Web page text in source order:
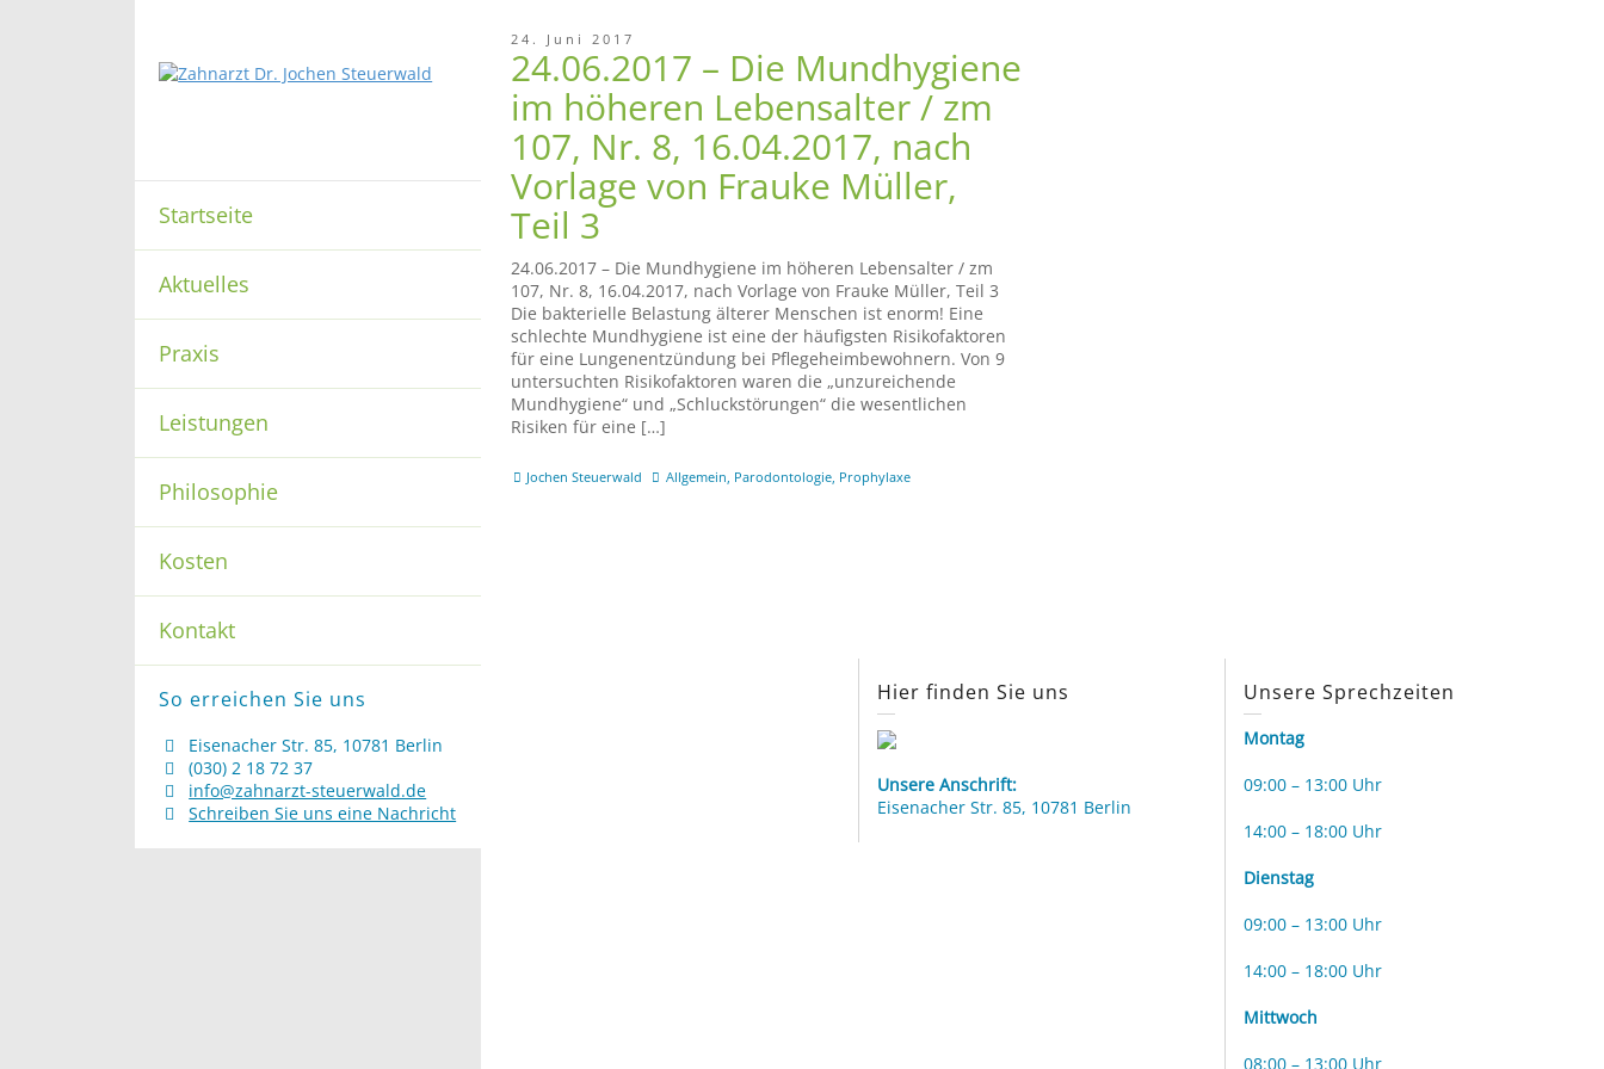
Startseite
Aktuelles
Praxis
Leistungen
Philosophie
Kosten
Kontakt
So erreichen Sie uns
Eisenacher Str. 85, 10781 Berlin
(030) 2 18 72 37
info@zahnarzt-steuerwald.de
Schreiben Sie uns eine Nachricht
24. Juni 2017
24.06.2017 – Die Mundhygiene
im höheren Lebensalter / zm
107, Nr. 8, 16.04.2017, nach
Vorlage von Frauke Müller,
Teil 3
24.06.2017 – Die Mundhygiene im höheren Lebensalter / zm
107, Nr. 8, 16.04.2017, nach Vorlage von Frauke Müller, Teil 3
Die bakterielle Belastung älterer Menschen ist enorm! Eine
schlechte Mundhygiene ist eine der häufigsten Risikofaktoren
für eine Lungenentzündung bei Pflegeheimbewohnern. Von 9
untersuchten Risikofaktoren waren die „unzureichende
Mundhygiene“ und „Schluckstörungen“ die wesentlichen
Risiken für eine […]
Jochen Steuerwald Allgemein, Parodontologie, Prophylaxe
Hier finden Sie uns
Unsere Anschrift:
Eisenacher Str. 85, 10781 Berlin
Unsere Sprechzeiten
Montag
09:00 – 13:00 Uhr
14:00 – 18:00 Uhr
Dienstag
09:00 – 13:00 Uhr
14:00 – 18:00 Uhr
Mittwoch
08:00 – 13:00 Uhr